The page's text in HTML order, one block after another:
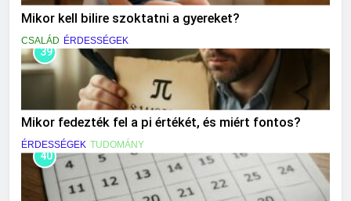
Mikor kell bilire szoktatni a gyereket?
CSALÁD ÉRDESSÉGEK
39
Mikor fedezték fel a pi értékét, és miért fontos?
ÉRDESSÉGEK TUDOMÁNY
40